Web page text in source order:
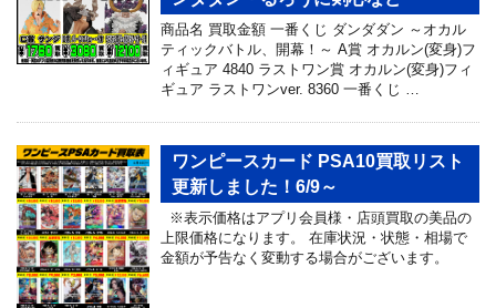
商品名 買取金額 一番くじ ダンダダン ～オカル
ティックバトル、開幕！～ A賞 オカルン(変身)フ
ィギュア 4840 ラストワン賞 オカルン(変身)フィ
ギュア ラストワンver. 8360 一番くじ …
ワンピースカード PSA10買取リスト
更新しました！6/9～
※表示価格はアプリ会員様・店頭買取の美品の
上限価格になります。 在庫状況・状態・相場で
金額が予告なく変動する場合がございます。